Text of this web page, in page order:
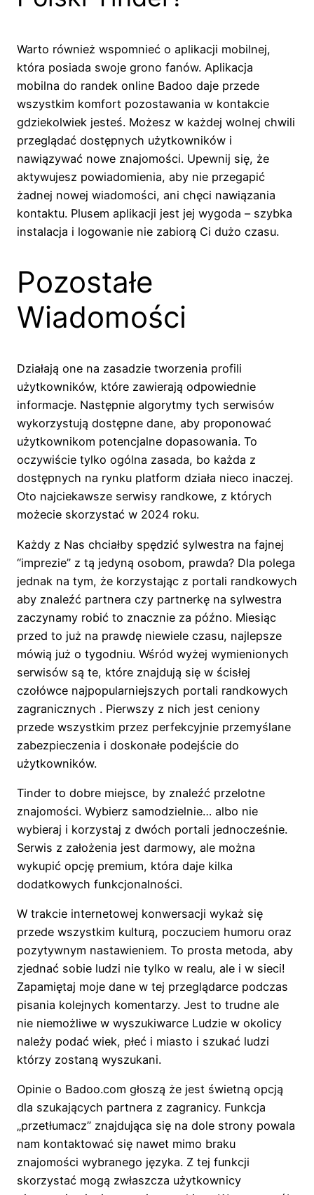
Warto również wspomnieć o aplikacji mobilnej,
która posiada swoje grono fanów. Aplikacja
mobilna do randek online Badoo daje przede
wszystkim komfort pozostawania w kontakcie
gdziekolwiek jesteś. Możesz w każdej wolnej chwili
przeglądać dostępnych użytkowników i
nawiązywać nowe znajomości. Upewnij się, że
aktywujesz powiadomienia, aby nie przegapić
żadnej nowej wiadomości, ani chęci nawiązania
kontaktu. Plusem aplikacji jest jej wygoda – szybka
instalacja i logowanie nie zabiorą Ci dużo czasu.
Pozostałe
Wiadomości
Działają one na zasadzie tworzenia profili
użytkowników, które zawierają odpowiednie
informacje. Następnie algorytmy tych serwisów
wykorzystują dostępne dane, aby proponować
użytkownikom potencjalne dopasowania. To
oczywiście tylko ogólna zasada, bo każda z
dostępnych na rynku platform działa nieco inaczej.
Oto najciekawsze serwisy randkowe, z których
możecie skorzystać w 2024 roku.
Każdy z Nas chciałby spędzić sylwestra na fajnej
“imprezie” z tą jedyną osobom, prawda? Dla polega
jednak na tym, że korzystając z portali randkowych
aby znaleźć partnera czy partnerkę na sylwestra
zaczynamy robić to znacznie za późno. Miesiąc
przed to już na prawdę niewiele czasu, najlepsze
mówią już o tygodniu. Wśród wyżej wymienionych
serwisów są te, które znajdują się w ścisłej
czołówce najpopularniejszych portali randkowych
zagranicznych . Pierwszy z nich jest ceniony
przede wszystkim przez perfekcyjnie przemyślane
zabezpieczenia i doskonałe podejście do
użytkowników.
Tinder to dobre miejsce, by znaleźć przelotne
znajomości. Wybierz samodzielnie… albo nie
wybieraj i korzystaj z dwóch portali jednocześnie.
Serwis z założenia jest darmowy, ale można
wykupić opcję premium, która daje kilka
dodatkowych funkcjonalności.
W trakcie internetowej konwersacji wykaż się
przede wszystkim kulturą, poczuciem humoru oraz
pozytywnym nastawieniem. To prosta metoda, aby
zjednać sobie ludzi nie tylko w realu, ale i w sieci!
Zapamiętaj moje dane w tej przeglądarce podczas
pisania kolejnych komentarzy. Jest to trudne ale
nie niemożliwe w wyszukiwarce Ludzie w okolicy
należy podać wiek, płeć i miasto i szukać ludzi
którzy zostaną wyszukani.
Opinie o Badoo.com głoszą że jest świetną opcją
dla szukających partnera z zagranicy. Funkcja
„przetłumacz” znajdująca się na dole strony powala
nam kontaktować się nawet mimo braku
znajomości wybranego języka. Z tej funkcji
skorzystać mogą zwłaszcza użytkownicy